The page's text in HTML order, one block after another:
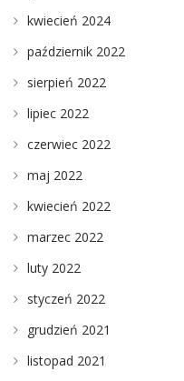
kwiecień 2024
październik 2022
sierpień 2022
lipiec 2022
czerwiec 2022
maj 2022
kwiecień 2022
marzec 2022
luty 2022
styczeń 2022
grudzień 2021
listopad 2021